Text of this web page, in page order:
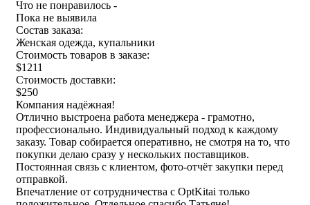
Что не понравилось -
Пока не выявила
Состав заказа:
Женская одежда, купальники
Стоимость товаров в заказе:
$1211
Стоимость доставки:
$250
Компания надёжная!
Отлично выстроена работа менеджера - грамотно,
профессионально. Индивидуальный подход к каждому
заказу. Товар собирается оперативно, не смотря на то, что
покупки делаю сразу у нескольких поставщиков.
Постоянная связь с клиентом, фото-отчёт закупки перед
отправкой.
Впечатление от сотрудничества с OptKitai только